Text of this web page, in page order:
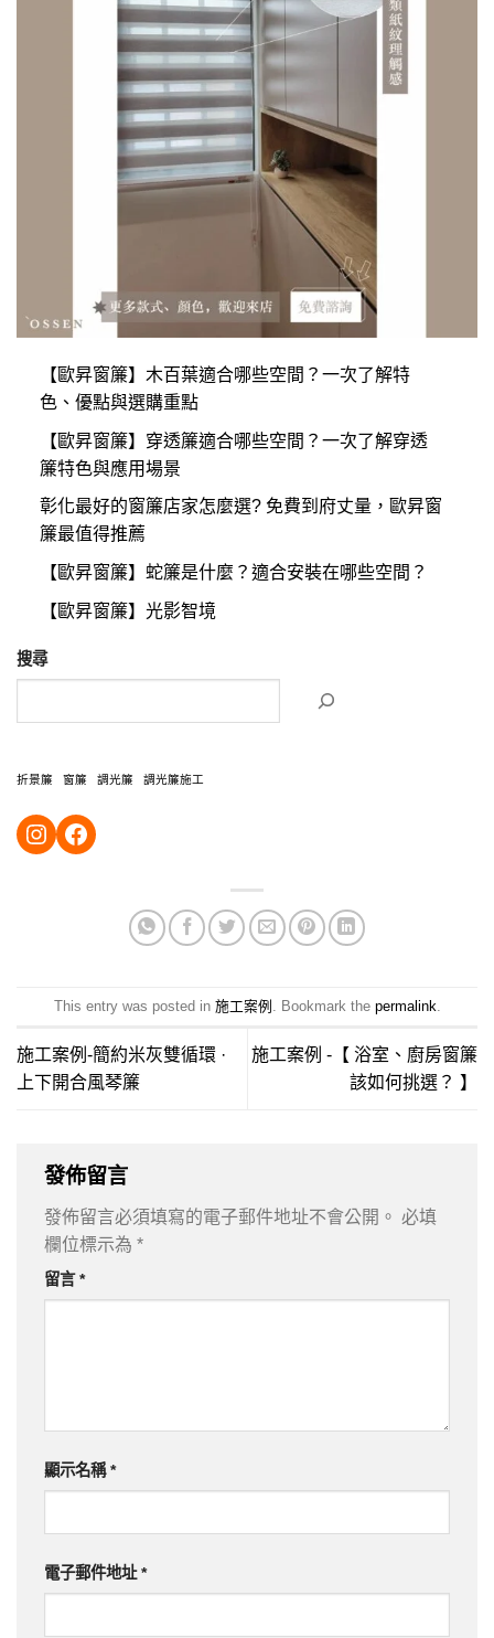
【歐昇窗簾】木百葉適合哪些空間？一次了解特
色、優點與選購重點
【歐昇窗簾】穿透簾適合哪些空間？一次了解穿透
簾特色與應用場景
彰化最好的窗簾店家怎麼選? 免費到府丈量，歐昇窗
簾最值得推薦
【歐昇窗簾】蛇簾是什麼？適合安裝在哪些空間？
【歐昇窗簾】光影智境
搜尋
折景簾 窗簾 調光簾 調光簾施工
https://instagram.com/ossen2015?igshid=YmMyMTA2M2Y=
https://www.facebook.com/
This entry was posted in 施工案例 . Bookmark the permalink
施工案例-簡約米灰雙循環 ·
上下開合風琴簾
施工案例 -【 浴室、廚房窗簾
該如何挑選？ 】
發佈留言
發佈留言必須填寫的電子郵件地址不會公開。 必填
欄位標示為 *
留言*
顯示名稱*
電子郵件地址*